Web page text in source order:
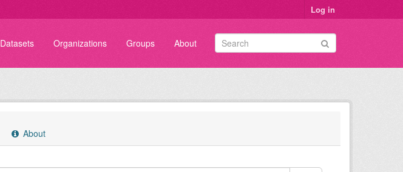
Log in
Datasets Organizations Groups About
About